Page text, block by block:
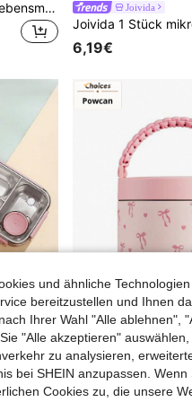
1050ml Luftdichter Glas-Lebensmittelbehälter mit Deckel, geeignet für Mahlzeiten-Vorbereitung, Mittagessen, Glasbehälter, Mikrowelle, Ofen, Kühlschrank und Spülmaschine, stapelbar, luftdicht, verbesserter Schnappverschluss, transparent, geeignet zum Aufbewahren von Lebensmitteln, Salat, Obst, Bento usw. Joivida
6,19€
3-Fächer Edelstahl Bento Box mit Mini-Saucenbehälter, auslaufsichere tragbare unterteilte Lunchbox mit Besteck, mikrowellensicherer Lebensmittelbehälter, geeignet für Büro, Schule, Picknick
in Rostfreier Stahl Lunchboxen & isolierte Lunchbo
Meoky Global
und ähnliche
bereitzustellen und Ihnen
Ihrer Wahl "Alle ablehnen",
"Alle akzeptieren"
zu analysieren,
bei SHEIN anzupassen.
Cookies zu, die unsere